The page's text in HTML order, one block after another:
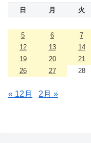
日 月 火
5
6 7
12
13 14
19
20 21
26
27 28
« 12月 2月 »